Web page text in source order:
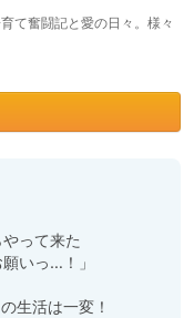
て奮闘記と愛の日々。様々
って来た
いっ…！」
生活は一変！